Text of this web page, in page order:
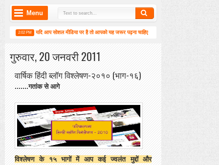
Menu
यदि आप सोशल मीडिया पर है तो आपको यह जरूर पढ़ना चाहिए 4:55 PM वर्ष-2019 में सामाजिक
गुरुवार, 20 जनवरी 2011
वार्षिक हिंदी ब्लॉग विश्लेषण-२०१० (भाग-१६)
.......गतांक से आगे
विश्लेषण के १५ भागों में आप कई ज्वलंत मुद्दों और